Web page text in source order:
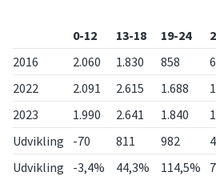
0-12 13-18 19-24
2016
2.060 1.830 858
2022
2.091 2.615 1.688
2023
1.990 2.641 1.840
Udvikling
-70 811 982
Udvikling
-3,4% 44,3% 114,5%